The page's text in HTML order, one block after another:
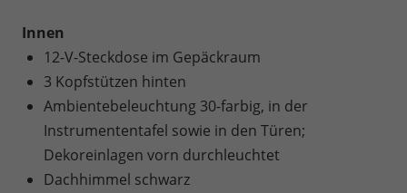
Innen
12-V-Steckdose im Gepäckraum
3 Kopfstützen hinten
Ambientebeleuchtung 30-farbig, in der
Instrumententafel sowie in den Türen;
Dekoreinlagen vorn durchleuchtet
Dachhimmel schwarz